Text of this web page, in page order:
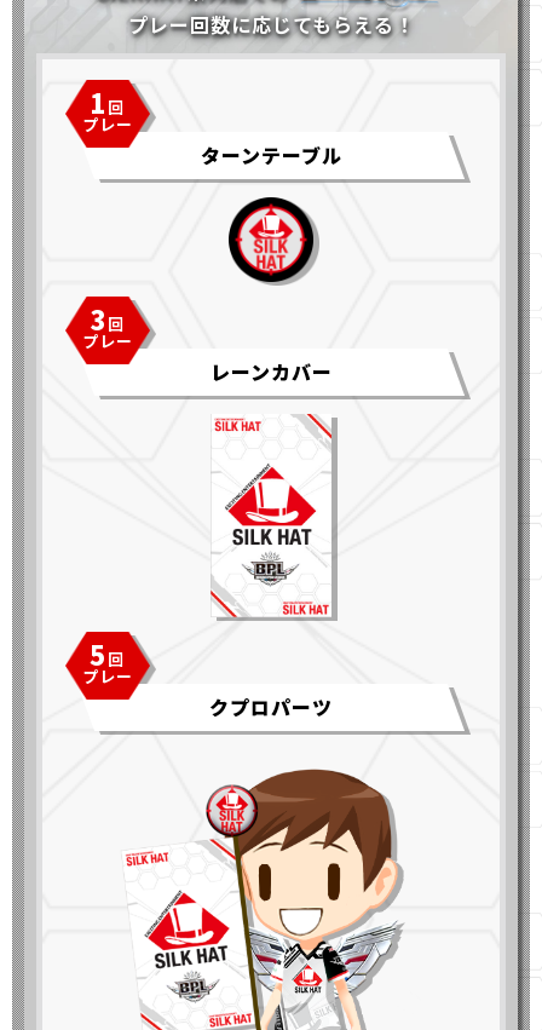
プレー回数に応じてもらえる！
1
ターンテーブル
3
レーンカバー
5
クプロパーツ